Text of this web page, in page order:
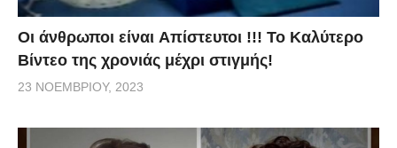
Οι άνθρωποι είναι Aπίστευτοι !!! To Καλύτερο
Βίντεο της χρονιάς μέχρι στιγμής!
23 ΝΟΕΜΒΡΊΟΥ, 2023